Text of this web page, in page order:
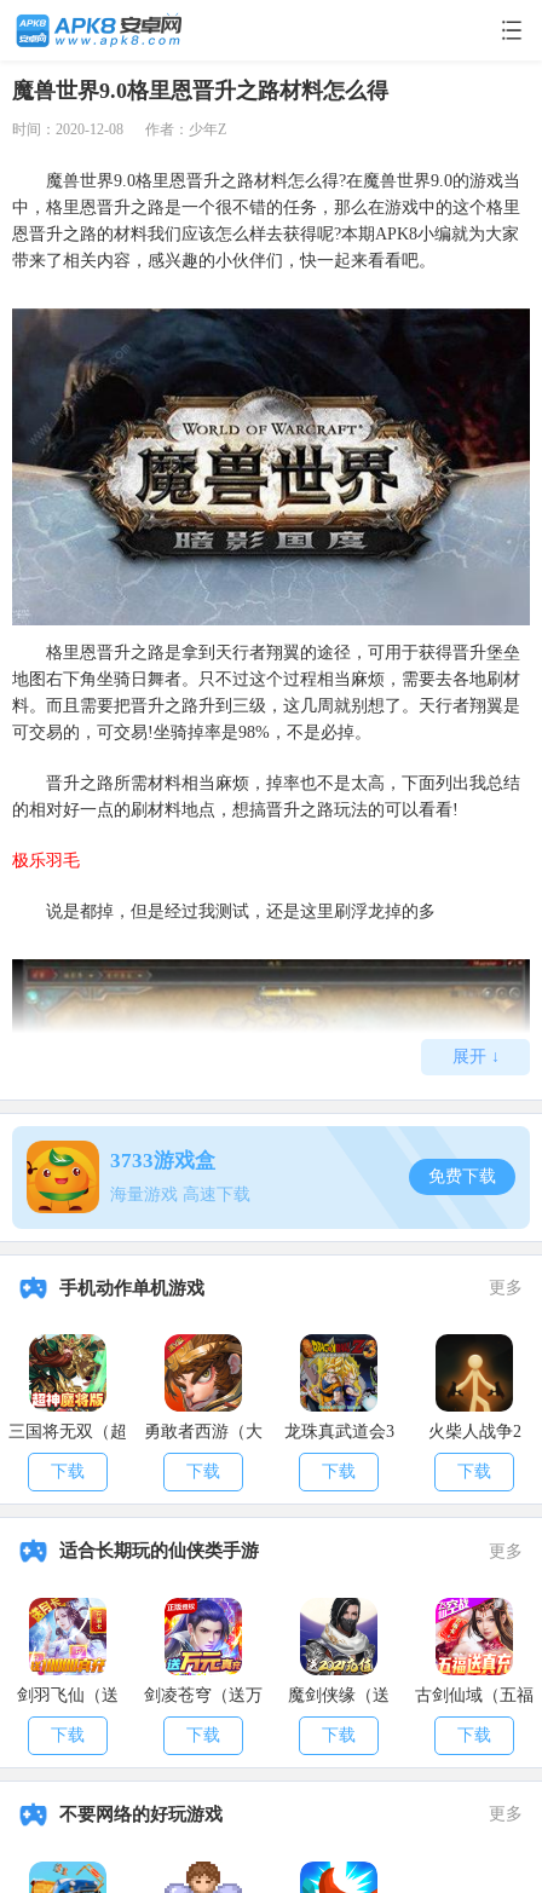
魔兽世界9.0格里恩晋升之路材料怎么得
时间：2020-12-08 作者：少年Z
魔兽世界9.0格里恩晋升之路材料怎么得?在魔兽世界9.0的游戏当
中，格里恩晋升之路是一个很不错的任务，那么在游戏中的这个格里
恩晋升之路的材料我们应该怎么样去获得呢?本期APK8小编就为大家
带来了相关内容，感兴趣的小伙伴们，快一起来看看吧。
格里恩晋升之路是拿到天行者翔翼的途径，可用于获得晋升堡垒
地图右下角坐骑日舞者。只不过这个过程相当麻烦，需要去各地刷材
料。而且需要把晋升之路升到三级，这几周就别想了。天行者翔翼是
可交易的，可交易!坐骑掉率是98%，不是必掉。
晋升之路所需材料相当麻烦，掉率也不是太高，下面列出我总结
的相对好一点的刷材料地点，想搞晋升之路玩法的可以看看!
极乐羽毛
说是都掉，但是经过我测试，还是这里刷浮龙掉的多
下坡
就是它
勇士的皮毛
炽蓝仙野刷鹿，扑棱蛾子不掉!
展开 ↓
3733游戏盒
海量游戏 高速下载
免费下载
手机动作单机游戏 更多
三国将无双（超
神魔将版）
下载
勇敢者西游（大
乱斗）
下载
龙珠真武道会3
下载
火柴人战争2
下载
适合长期玩的仙侠类手游 更多
剑羽飞仙（送
10000真充）
下载
剑凌苍穹（送万
元真充）
下载
魔剑侠缘（送
2021充值）
下载
古剑仙域（五福
送真充）
下载
不要网络的好玩游戏 更多